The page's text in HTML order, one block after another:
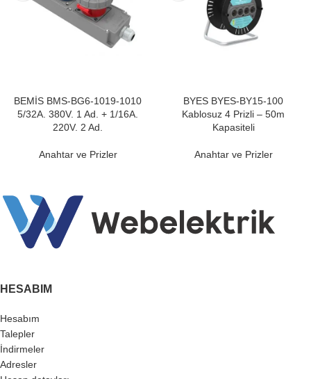
BEMİS BMS-BG6-1019-1010
5/32A. 380V. 1 Ad. + 1/16A.
220V. 2 Ad.
Anahtar ve Prizler
BYES BYES-BY15-100
Kablosuz 4 Prizli – 50m
Kapasiteli
Anahtar ve Prizler
HESABIM
Hesabım
Talepler
İndirmeler
Adresler